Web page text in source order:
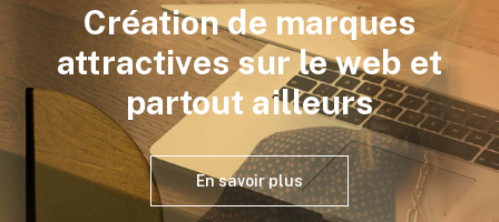
Création de marques
attractives sur le web et
partout ailleurs
En savoir plus